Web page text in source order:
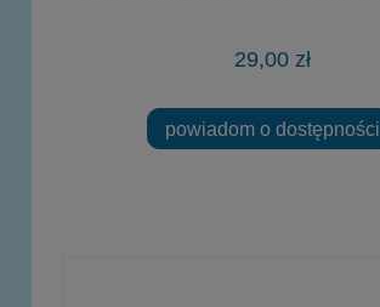
29,00 zł
powiadom o dostępności